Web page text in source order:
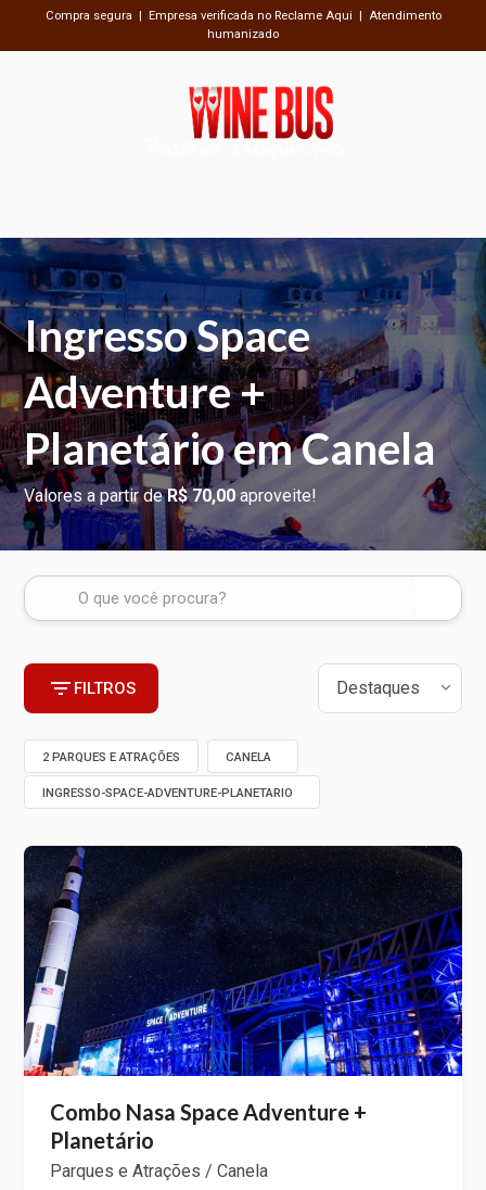
Compra segura | Empresa verificada no Reclame Aqui | Atendimento
humanizado
Passeios Inesquecíveis
Ingresso Space
Adventure +
Planetário em Canela
Valores a partir deR$ 70,00 aproveite!
FILTROS
2 PARQUES E ATRAÇÕES CANELA
INGRESSO-SPACE-ADVENTURE-PLANETARIO
Combo Nasa Space Adventure +
Planetário
Parques e Atrações / Canela